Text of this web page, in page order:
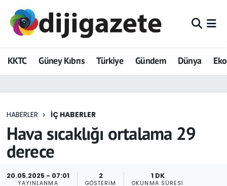
KKTC Güney Kıbrıs Türkiye Gündem Dünya
HABERLER İÇ HABERLER
Hava sıcaklığı ortalama 29
derece
20.05.2025 - 07:01
YAYINLANMA
2
GÖSTERIM
1 DK
OKUNMA SÜRESI
ADVERTORIAL
Dijigazete
Eğitim
Ekonomi
Hava Durumu
Trafik Durumu
Tüm Manşetler
Son Dakika Haberleri